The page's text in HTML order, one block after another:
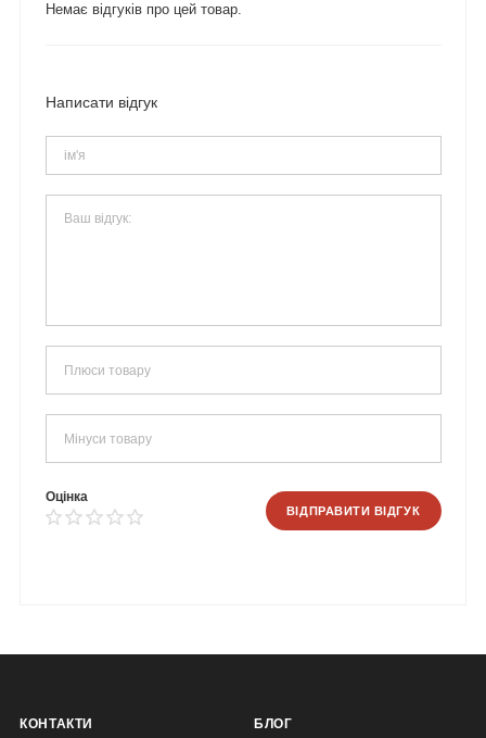
Немає відгуків про цей товар.
Написати відгук
Оцінка
ВІДПРАВИТИ ВІДГУК
КОНТАКТИ БЛОГ